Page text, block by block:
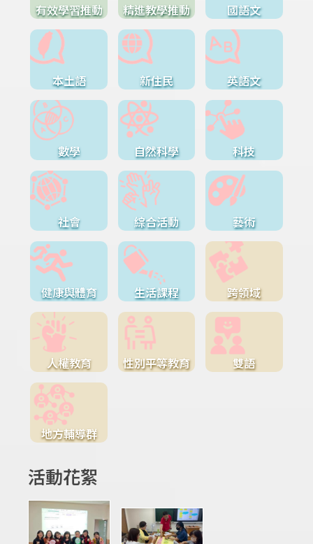
有效學習推動 精進教學推動 國語文
本土語 新住民 英語文
數學 自然科學 科技
社會 綜合活動 藝術
健康與體育 生活課程 跨領域
人權教育 性別平等教育 雙語
地方輔導群
活動花絮